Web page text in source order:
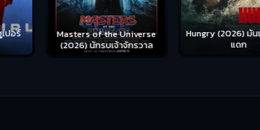
Masters of the Universe
(2026) นักรบเจ้าจักรวาล
Hungry (2026) มันเด้งขึ้นมา